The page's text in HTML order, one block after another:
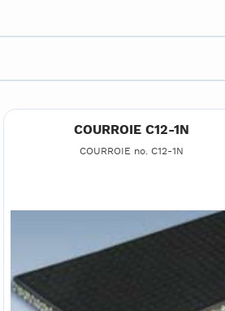
COURROIE C12-1N
COURROIE no. C12-1N